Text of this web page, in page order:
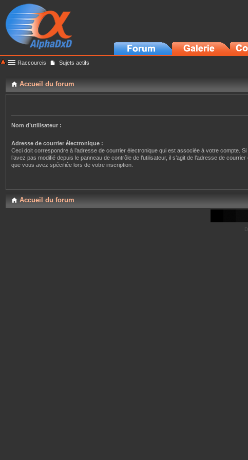
Raccourcis Sujets actifs
Accueil du forum
Nom d’utilisateur :
Adresse de courrier électronique :
Ceci doit correspondre à l’adresse de courrier électronique qui est associée à votre compte.
l’avez pas modifié depuis le panneau de contrôle de l’utilisateur, il s’agit de l’adresse de
que vous avez spécifiée lors de votre inscription.
Accueil du forum